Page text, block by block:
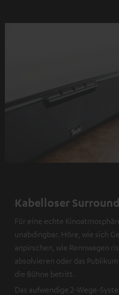
Kabelloser
Für eine echte
unabdingbar. Höre, wie sich
anpirschen, wie Rennwagen
absolvieren oder das
die Bühne betritt.
Das aufwendige 2-Wege-